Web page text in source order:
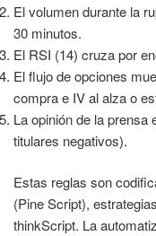
El volumen durante la
30 minutos.
El RSI (14) cruza por
El flujo de opciones
compra e IV al alza o
La opinión de la prensa
titulares negativos).
Estas reglas son
(Pine Script),
thinkScript. La